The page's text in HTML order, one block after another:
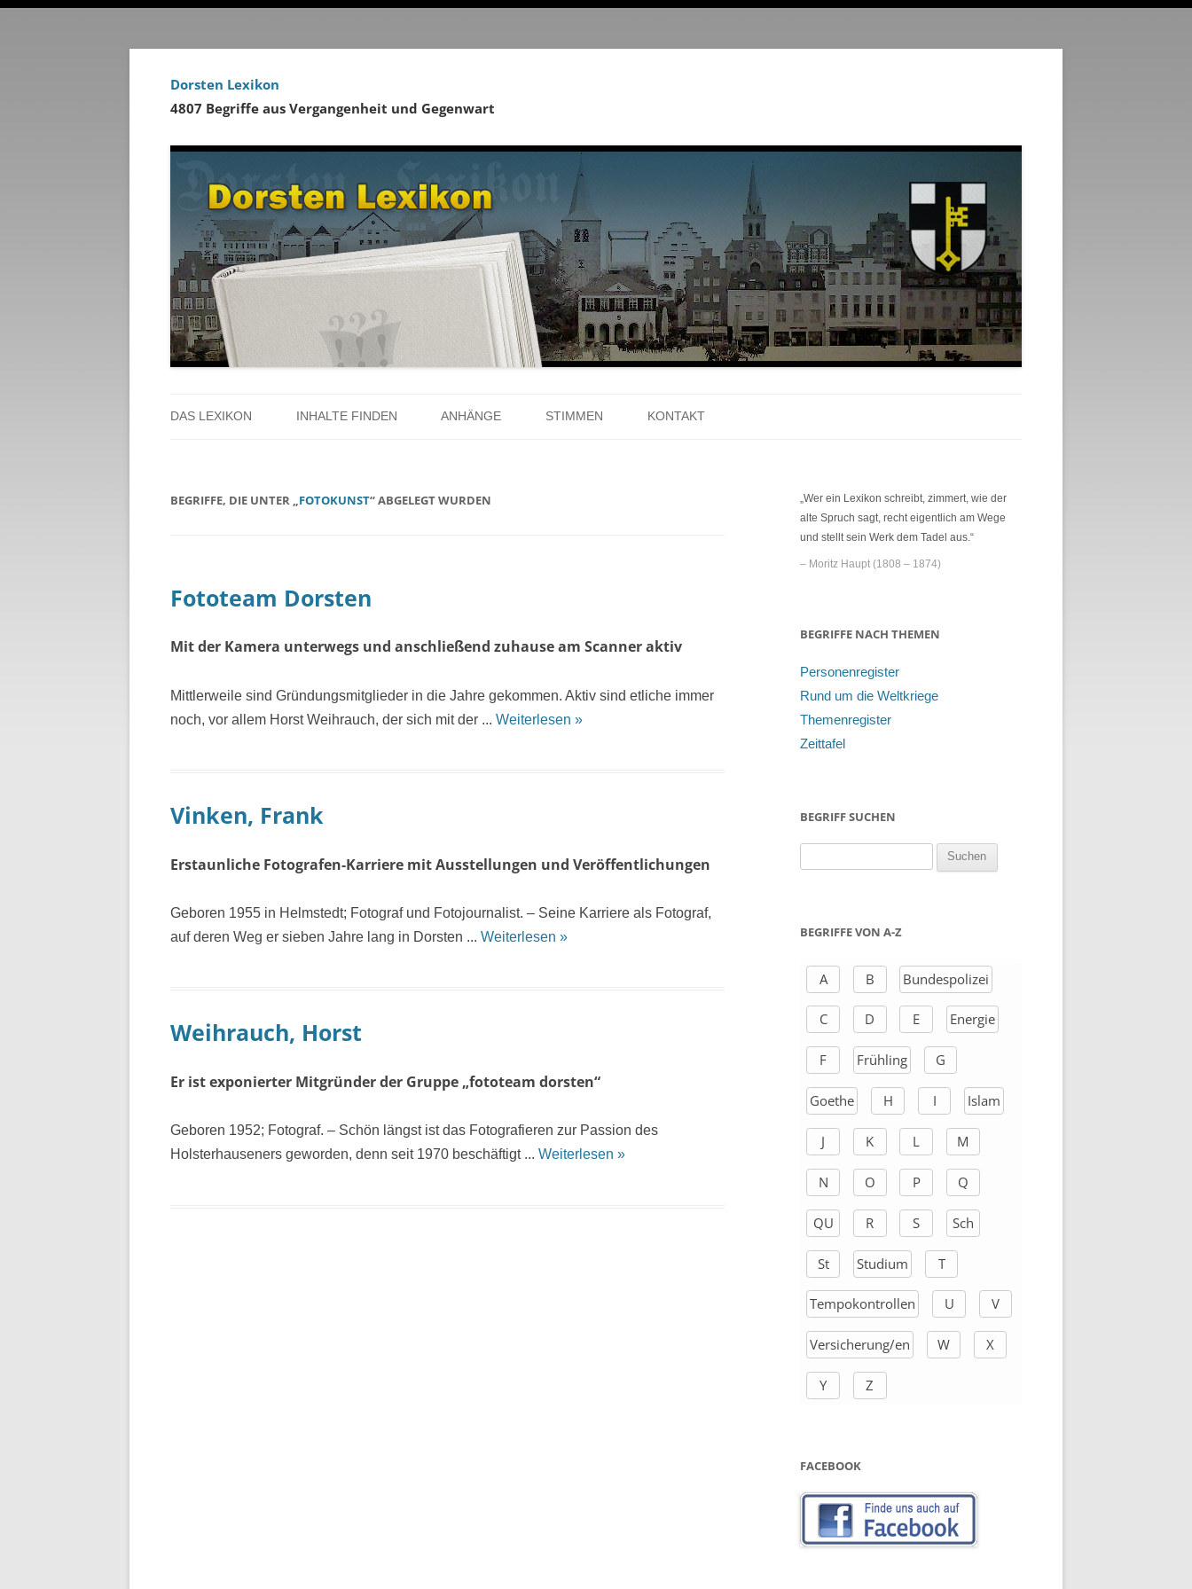
Dorsten Lexikon
4807 Begriffe aus Vergangenheit und Gegenwart
zum
DAS LEXIKON
ÜBER DAS PROJEKT
INHALTE FINDEN
PERSONENREGISTER
ANHÄNGE
LITERATUR ÜBER DORSTEN
STIMMEN KONTAKT
BEGRIFFE, DIE UNTER „FOTOKUNST“ ABGELEGT WURDEN
Fototeam Dorsten
Mit der Kamera unterwegs und anschließend zuhause am Scanner aktiv
Mittlerweile sind Gründungsmitglieder in die Jahre gekommen. Aktiv sind etliche immer
noch, vor allem Horst Weihrauch, der sich mit der ... Weiterlesen »
Vinken, Frank
Erstaunliche Fotografen-Karriere mit Ausstellungen und Veröffentlichungen
Geboren 1955 in Helmstedt; Fotograf und Fotojournalist. – Seine Karriere als Fotograf,
auf deren Weg er sieben Jahre lang in Dorsten ... Weiterlesen »
Weihrauch, Horst
Er ist exponierter Mitgründer der Gruppe „fototeam dorsten“
Geboren 1952; Fotograf. – Schön längst ist das Fotografieren zur Passion des
Holsterhauseners geworden, denn seit 1970 beschäftigt ... Weiterlesen »
„Wer ein Lexikon schreibt, zimmert, wie der
alte Spruch sagt, recht eigentlich am Wege
und stellt sein Werk dem Tadel aus.“
– Moritz Haupt (1808 – 1874)
BEGRIFFE NACH THEMEN
Personenregister
Rund um die Weltkriege
Themenregister
Zeittafel
BEGRIFF SUCHEN
h
h
BEGRIFFE VON A-Z
A B Bundespolizei
C D E Energie
F Frühling G
Goethe H I Islam
J K L M
N O P Q
QU R S Sch
St Studium T
Tempokontrollen U V
Versicherung/en W X
Y Z
FACEBOOK